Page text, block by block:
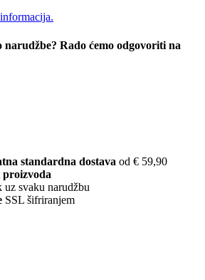
narudžbe? Rado ćemo odgovoriti na
standardna dostava od € 59,90
uz svaku narudžbu
SSL šifriranjem